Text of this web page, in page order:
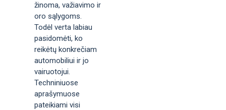
žinoma, važiavimo ir
oro sąlygoms.
Todėl verta labiau
pasidomėti, ko
reikėtų konkrečiam
automobiliui ir jo
vairuotojui.
Techniniuose
aprašymuose
pateikiami visi